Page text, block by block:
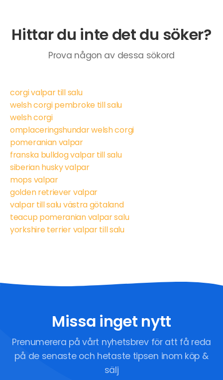
Hittar du inte det du söker?
Prova någon av dessa sökord
corgi valpar till salu
welsh corgi pembroke till salu
welsh corgi
omplaceringshundar welsh corgi
pomeranian valpar
franska bulldog valpar till salu
siberian husky valpar
mops valpar
golden retriever valpar
valpar till salu västra götaland
teacup pomeranian valpar salu
yorkshire terrier valpar till salu
Missa inget nytt
Prenumerera på vårt nyhetsbrev för att få reda
på de senaste och hetaste tipsen inom köp &
sälj